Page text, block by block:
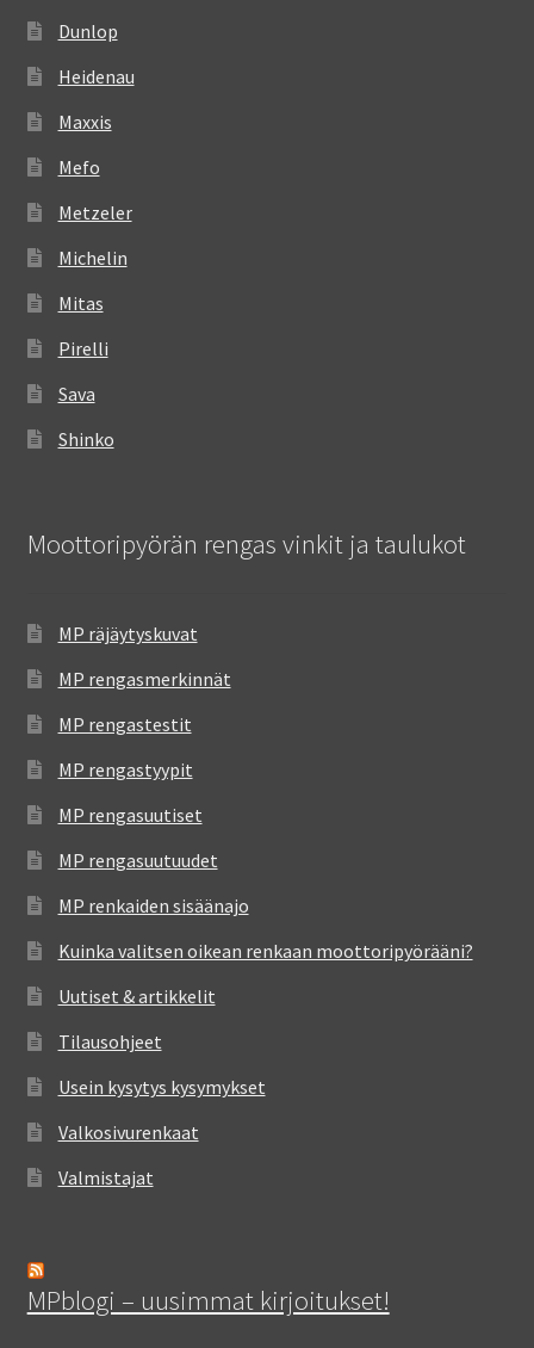
Dunlop
Heidenau
Maxxis
Mefo
Metzeler
Michelin
Mitas
Pirelli
Sava
Shinko
Moottoripyörän rengas vinkit ja taulukot
MP räjäytyskuvat
MP rengasmerkinnät
MP rengastestit
MP rengastyypit
MP rengasuutiset
MP rengasuutuudet
MP renkaiden sisäänajo
Kuinka valitsen oikean renkaan moottoripyörääni?
Uutiset & artikkelit
Tilausohjeet
Usein kysytys kysymykset
Valkosivurenkaat
Valmistajat
MPblogi – uusimmat kirjoitukset!